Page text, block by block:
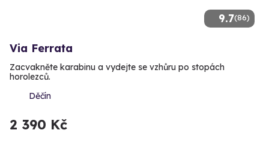
9.7(86)
Via Ferrata
Zacvakněte karabinu a vydejte se vzhůru po stopách
horolezců.
Děčín
2 390 Kč